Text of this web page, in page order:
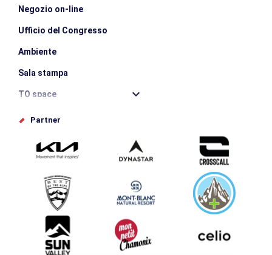
Negozio on-line
Ufficio del Congresso
Ambiente
Sala stampa
TO space
Offices de tourisme
Inviate il vostro evento
Service groupes et séminaires
Scaricare
Turismo e disabilità
Partner